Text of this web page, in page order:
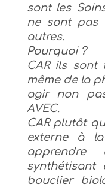
sont les
ne sont pas
autres.
Pourquoi ?
CAR ils sont
même de la
agir non
AVEC.
CAR plutôt
externe à
synthétisant
bouclier